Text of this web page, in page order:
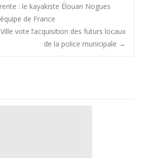
: le kayakiste Élouan Nogues
de France
vote l’acquisition des futurs locaux
de la police municipale →